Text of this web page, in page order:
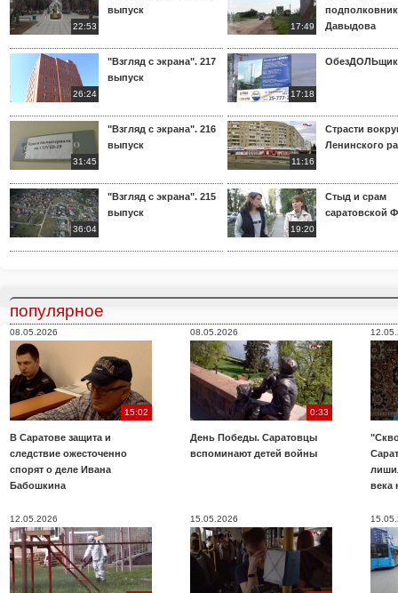
22:53
выпуск
26:24
"Взгляд с экрана". 217
выпуск
31:45
"Взгляд с экрана". 216
выпуск
36:04
"Взгляд с экрана". 215
выпуск
17:49
Давыдова
17:18
11:16
Страсти
Ленинского
19:20
Стыд и срам
саратовской
популярное
08.05.2026
15:02
В Саратове защита и
следствие ожесточенно
спорят о деле Ивана
Бабошкина
08.05.2026
0:33
День Победы. Саратовцы
вспоминают детей войны
века
12.05.2026 15.05.2026